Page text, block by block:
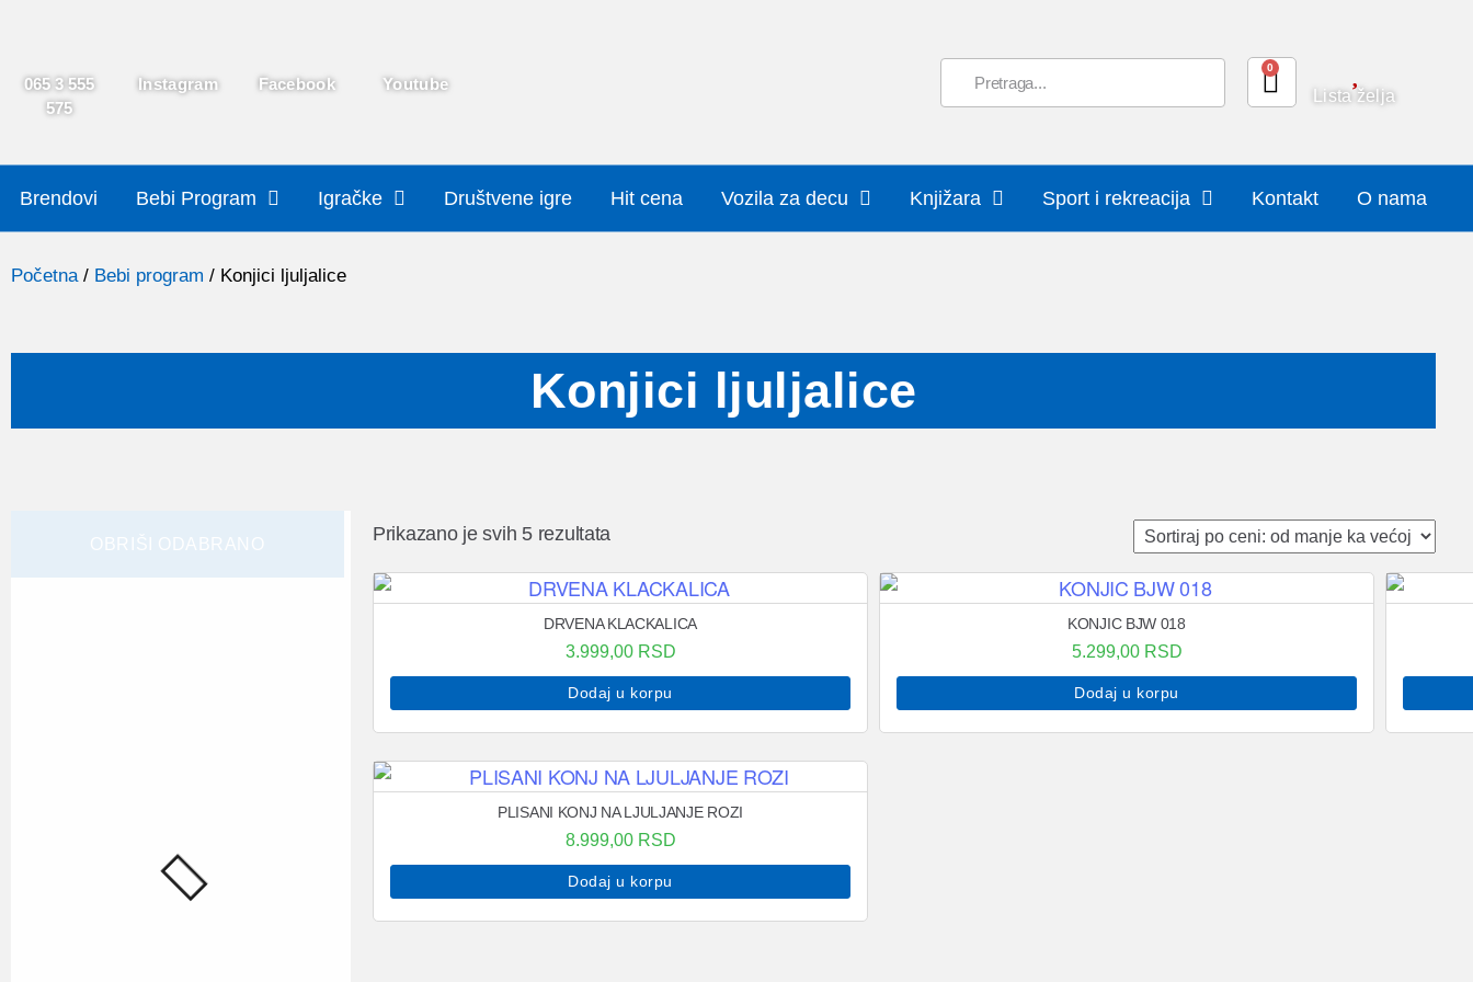
065 3 555
575
Instagram Facebook Youtube
0
Lista želja
Brendovi Bebi Program Igračke Društvene igre Hit cena Vozila za decu Knjižara Sport i rekreacija Kontakt O nama
Početna/ Bebi program / Konjici ljuljalice
Konjici ljuljalice
OBRIŠI ODABRANO Prikazano je svih 5 rezultata
DRVENA KLACKALICA
3.999,00 RSD
Dodaj u korpu
KONJIC BJW 018
5.299,00 RSD
Dodaj u korpu
PLISANI KONJ NA LJULJANJE ROZI
8.999,00 RSD
Dodaj u korpu